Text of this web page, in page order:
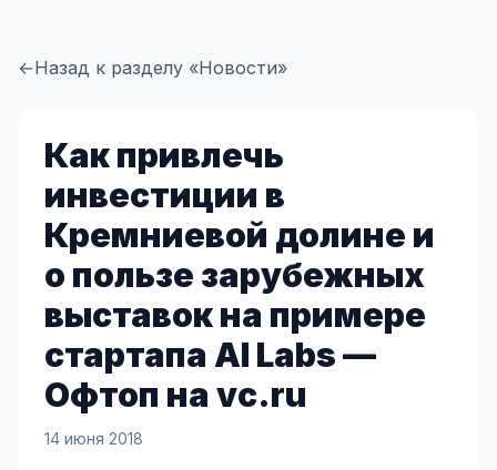
←Назад к разделу «Новости»
Как привлечь
инвестиции в
Кремниевой долине и
о пользе зарубежных
выставок на примере
стартапа AI Labs —
Офтоп на vc.ru
14 июня 2018